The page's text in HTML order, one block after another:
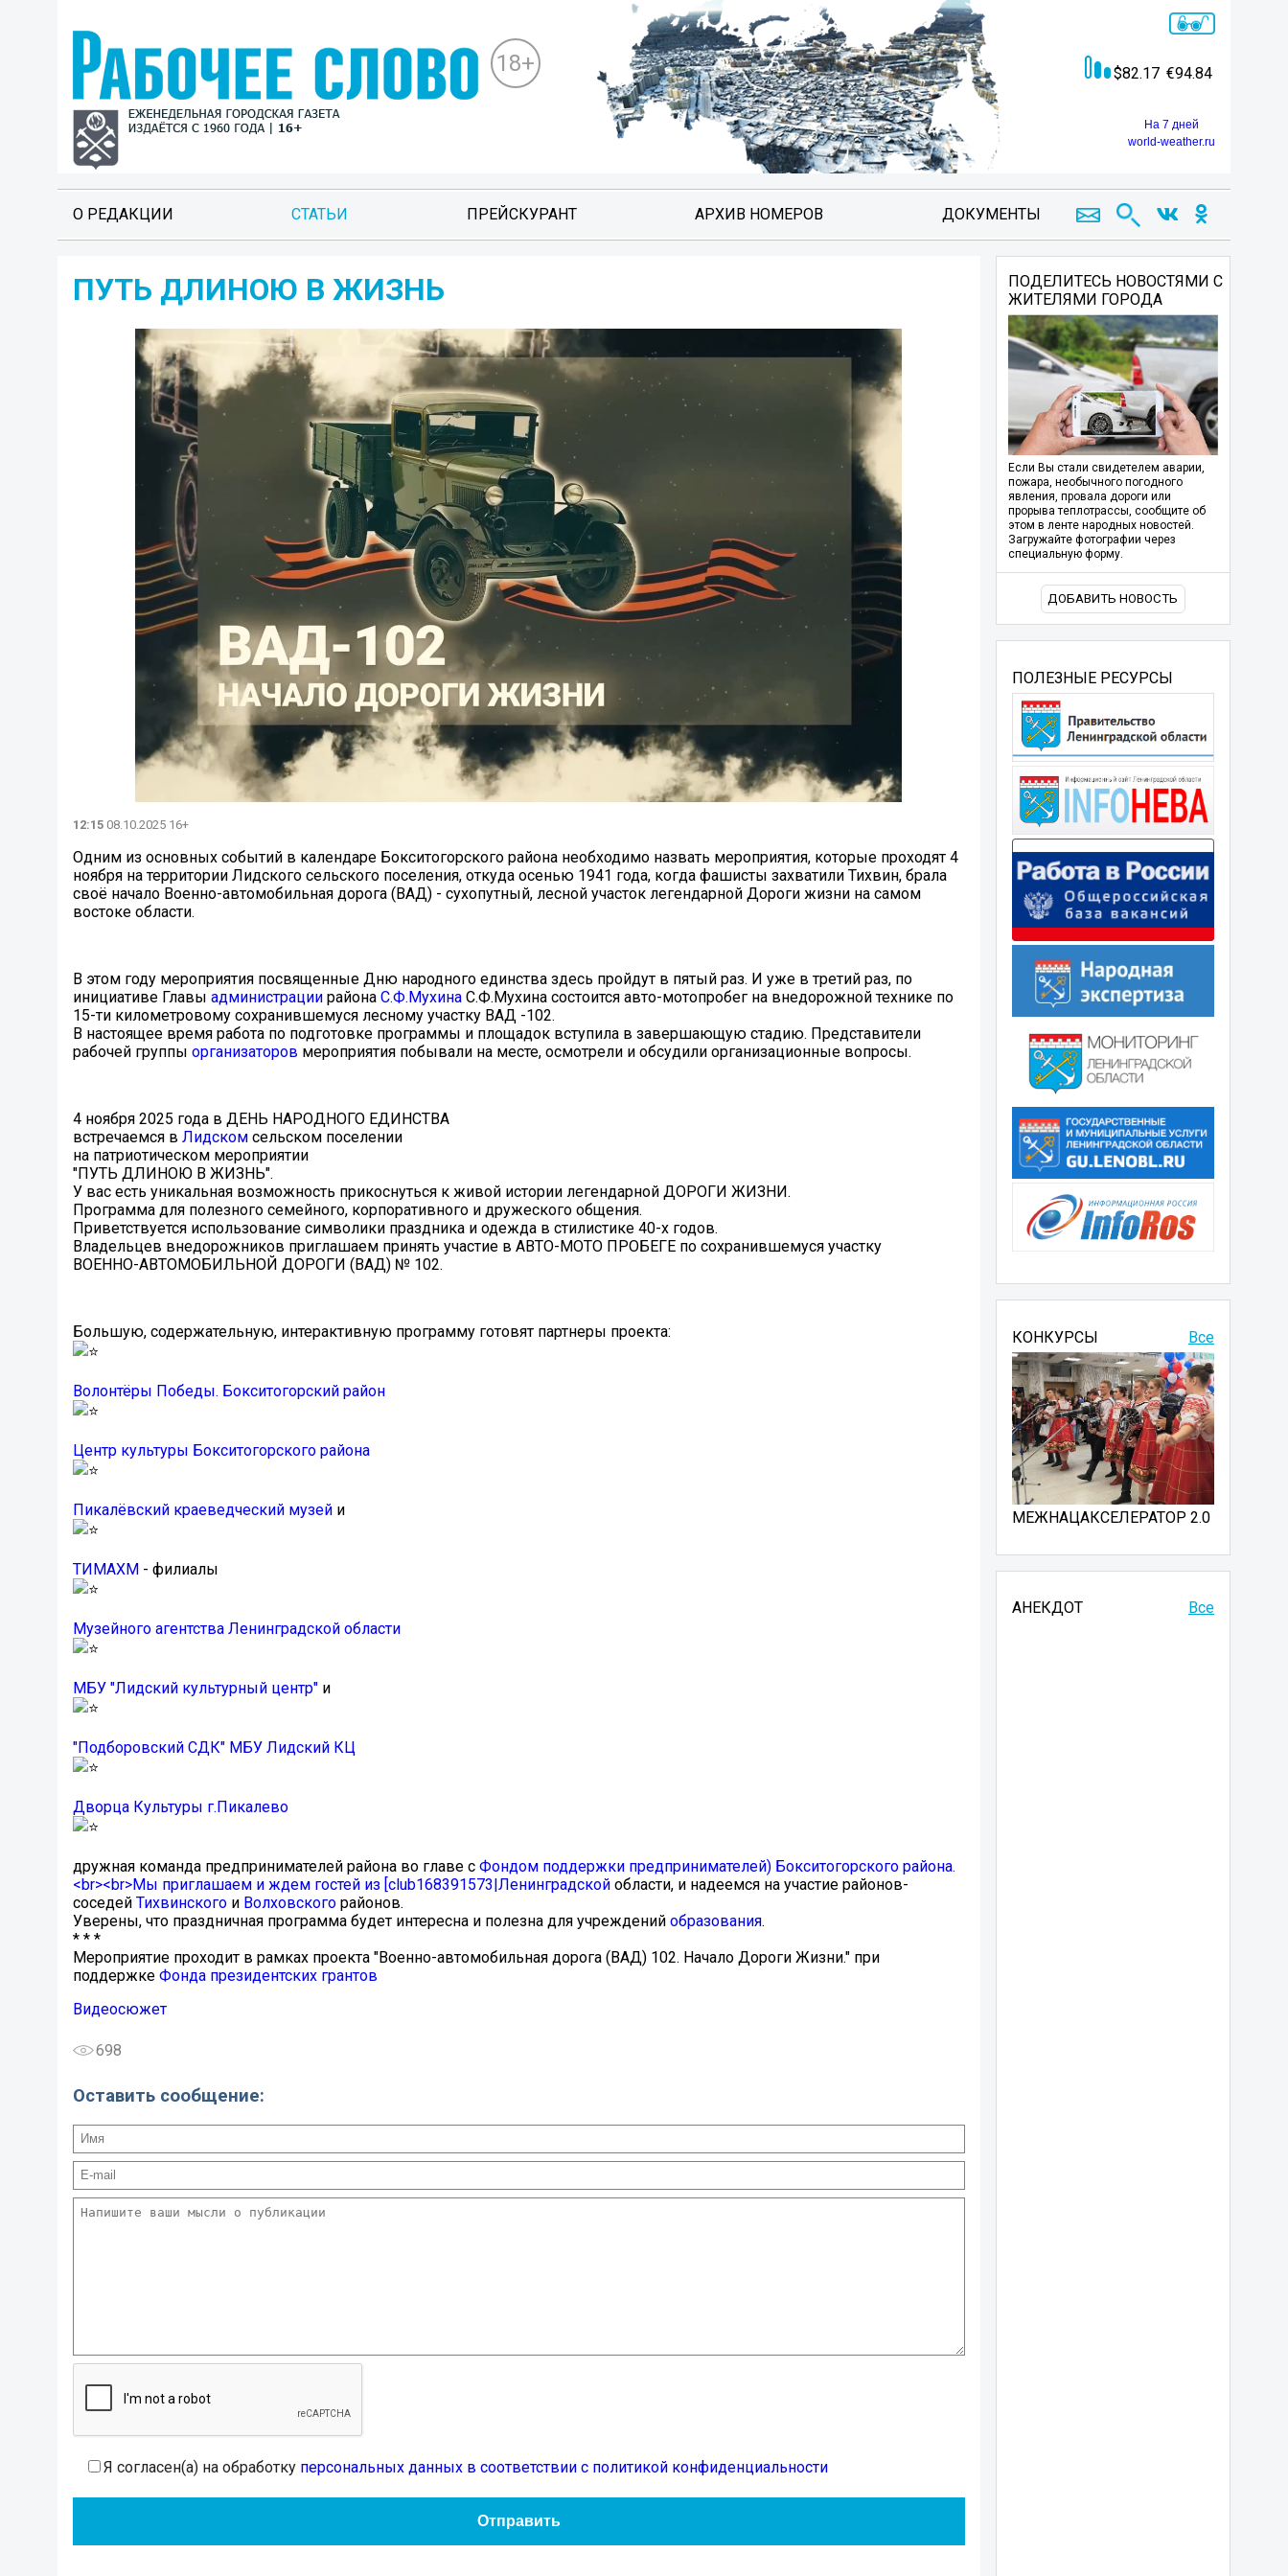
18+ 82.17 94.84
На 7 дней
world-weather.ru
О РЕДАКЦИИ СТАТЬИ ПРЕЙСКУРАНТ АРХИВ НОМЕРОВ ДОКУМЕНТЫ
ПУТЬ ДЛИНОЮ В ЖИЗНЬ
12:15 08.10.2025 16+
Одним из основных событий в календаре Бокситогорского района необходимо назвать мероприятия, которые проходят 4
ноября на территории Лидского сельского поселения, откуда осенью 1941 года, когда фашисты захватили Тихвин, брала
своё начало Военно-автомобильная дорога (ВАД) - сухопутный, лесной участок легендарной Дороги жизни на самом
востоке области.
В этом году мероприятия посвященные Дню народного единства здесь пройдут в пятый раз. И уже в третий раз, по
инициативе Главы администрации района С.Ф.Мухина С.Ф.Мухина состоится авто-мотопробег на внедорожной технике по
15-ти километровому сохранившемуся лесному участку ВАД -102.
В настоящее время работа по подготовке программы и площадок вступила в завершающую стадию. Представители
рабочей группы организаторов мероприятия побывали на месте, осмотрели и обсудили организационные вопросы.
4 ноября 2025 года в ДЕНЬ НАРОДНОГО ЕДИНСТВА
встречаемся в Лидском сельском поселении
на патриотическом мероприятии
"ПУТЬ ДЛИНОЮ В ЖИЗНЬ".
У вас есть уникальная возможность прикоснуться к живой истории легендарной ДОРОГИ ЖИЗНИ.
Программа для полезного семейного, корпоративного и дружеского общения.
Приветствуется использование символики праздника и одежда в стилистике 40-х годов.
Владельцев внедорожников приглашаем принять участие в АВТО-МОТО ПРОБЕГЕ по сохранившемуся участку
ВОЕННО-АВТОМОБИЛЬНОЙ ДОРОГИ (ВАД) № 102.
Большую, содержательную, интерактивную программу готовят партнеры проекта:
Волонтёры Победы. Бокситогорский район
Центр культуры Бокситогорского района
Пикалёвский краеведческий музей и
ТИМАХМ - филиалы
Музейного агентства Ленинградской области
МБУ "Лидский культурный центр" и
"Подборовский СДК" МБУ Лидский КЦ
Дворца Культуры г.Пикалево
дружная команда предпринимателей района во главе с Фондом поддержки предпринимателей) Бокситогорского района.
<br><br>Мы приглашаем и ждем гостей из [club168391573|Ленинградской области, и надеемся на участие районов-
соседей Тихвинского и Волховского районов.
Уверены, что праздничная программа будет интересна и полезна для учреждений образования.
* * *
Мероприятие проходит в рамках проекта "Военно-автомобильная дорога (ВАД) 102. Начало Дороги Жизни." при
поддержке Фонда президентских грантов
Видеосюжет
698
Оставить сообщение:
Я согласен(а) на обработку персональных данных в соответствии с политикой конфиденциальности
ПОДЕЛИТЕСЬ НОВОСТЯМИ С
ЖИТЕЛЯМИ ГОРОДА
Если Вы стали свидетелем аварии,
пожара, необычного погодного
явления, провала дороги или
прорыва теплотрассы, сообщите об
этом в ленте народных новостей.
Загружайте фотографии через
специальную форму.
ДОБАВИТЬ НОВОСТЬ
ПОЛЕЗНЫЕ РЕСУРСЫ
Все
КОНКУРСЫ
МЕЖНАЦАКСЕЛЕРАТОР 2.0
АНЕКДОТ Все